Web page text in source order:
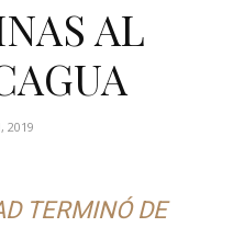
AL
2019
TERMINÓ DE